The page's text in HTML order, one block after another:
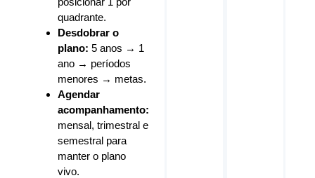
quadrante.
Desdobrar o
plano: 5 anos → 1
ano → períodos
menores → metas.
Agendar
acompanhamento:
mensal, trimestral e
semestral para
manter o plano
vivo.